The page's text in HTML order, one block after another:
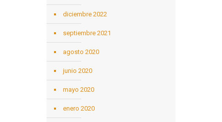
diciembre 2022
septiembre 2021
agosto 2020
junio 2020
mayo 2020
enero 2020